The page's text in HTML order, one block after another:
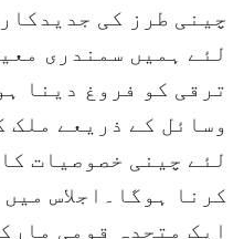
چینی طرز کی
لئے ہمیں سمندری
ترقی کو فروغ دینا
وسائل کے ذریعے ملک
لئے چینی خصوصیات
کرنا ہوگا۔اجلاس
ایک متحدہ قومی